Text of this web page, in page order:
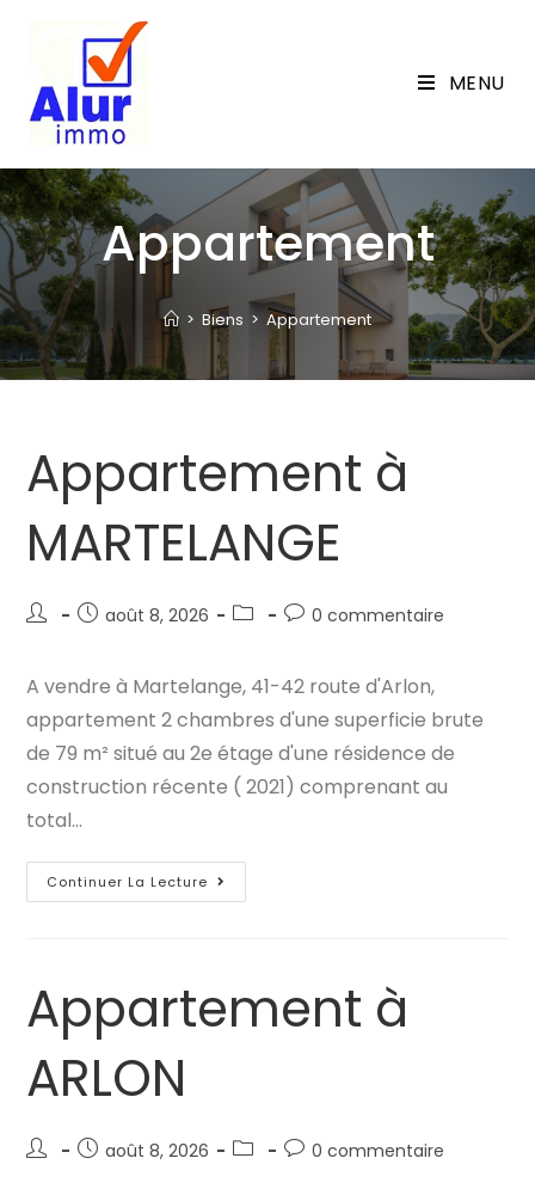
MENU
Appartement
> Biens > Appartement
Appartement à
MARTELANGE
Auteur/autrice
publication :
Publication
août 8, 2026
Post
Commentaires
publication :
0 commentaire
A vendre à Martelange, 41-42 route d'Arlon,
appartement 2 chambres d'une superficie brute
de 79 m² situé au 2e étage d'une résidence de
construction récente ( 2021) comprenant au
total…
Continuer La Lecture Appartement
À
Appartement à
ARLON
Auteur/autrice
Publication
août 8, 2026
Post
Commentaires
0 commentaire